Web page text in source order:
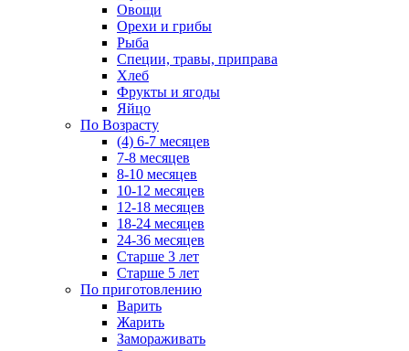
Овощи
Орехи и грибы
Рыба
Специи, травы, приправа
Хлеб
Фрукты и ягоды
Яйцо
По Возрасту
(4) 6-7 месяцев
7-8 месяцев
8-10 месяцев
10-12 месяцев
12-18 месяцев
18-24 месяцев
24-36 месяцев
Старше 3 лет
Старше 5 лет
По приготовлению
Варить
Жарить
Замораживать